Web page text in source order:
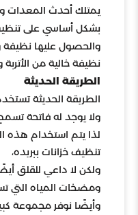
يمتلك أحدث المعدات
بشكل أساسي على تنظيف
والحصول عليها
نظيفة خالية من
الطريقة الحديثة
الطريقة الحديثة
ولا يوجد له فاتحة
لذا يتم استخدام هذه
تنظيف خزانات ببريده،
ولكن لا داعي للقلق
ومضخات المياه التي
وأيضًا نوفر مجموعة